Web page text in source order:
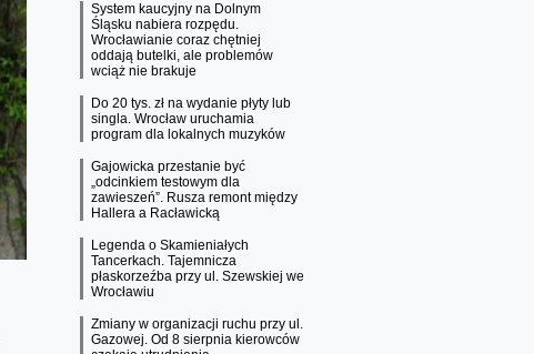
System kaucyjny na Dolnym
Śląsku nabiera rozpędu.
Wrocławianie coraz chętniej
oddają butelki, ale problemów
wciąż nie brakuje
Do 20 tys. zł na wydanie płyty lub
singla. Wrocław uruchamia
program dla lokalnych muzyków
Gajowicka przestanie być
„odcinkiem testowym dla
zawieszeń”. Rusza remont między
Hallera a Racławicką
Legenda o Skamieniałych
Tancerkach. Tajemnicza
płaskorzeźba przy ul. Szewskiej we
Wrocławiu
Zmiany w organizacji ruchu przy ul.
Gazowej. Od 8 sierpnia kierowców